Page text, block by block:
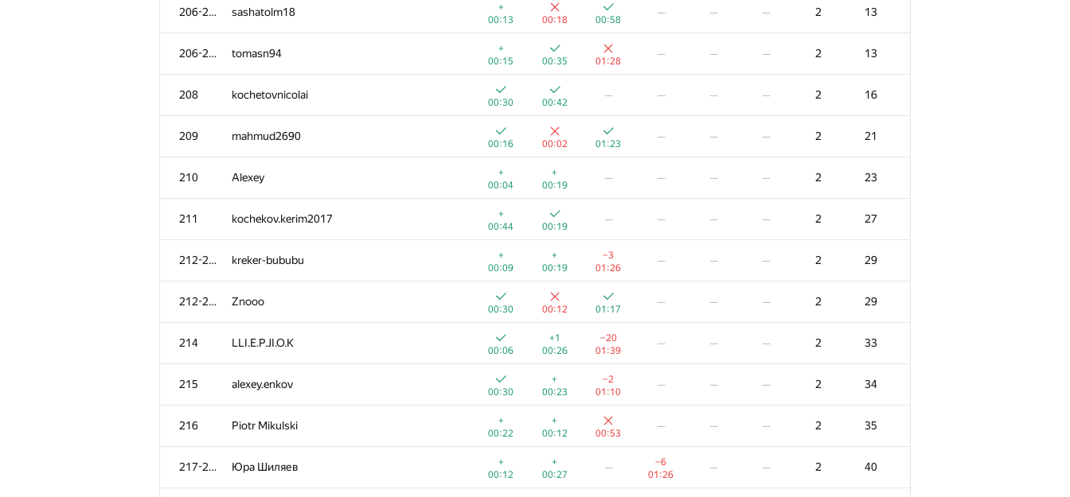
206-207 sashatolm18
+
00:13
00:18 00:58
— — — 2 13
206-207 tomasn94
+
00:15
00:35 01:28
— — — 2 13
208 kochetovnicolai
00:30 00:42
— — — — 2 16
209 mahmud2690
00:16 00:02 01:23
— — — 2 21
210 Alexey
+
00:04
+
00:19
— — — — 2 23
211 kochekov.kerim2017
+
00:44
00:19
— — — — 2 27
212-213 kreker-bububu
+
00:09
+
00:19
−3
01:26
— — — 2 29
212-213 Znooo
00:30 00:12 01:17
— — — 2 29
214 LLI.E.P.JI.O.K
00:06
+1
00:26
−20
01:39
— — — 2 33
215 alexey.enkov
00:30
+
00:23
−2
01:10
— — — 2 34
216 Piotr Mikulski
+
00:22
+
00:12
00:53
— — — 2 35
217-218 Юра Шиляев
+
00:12
+
00:27
—
−6
01:26
— — 2 40